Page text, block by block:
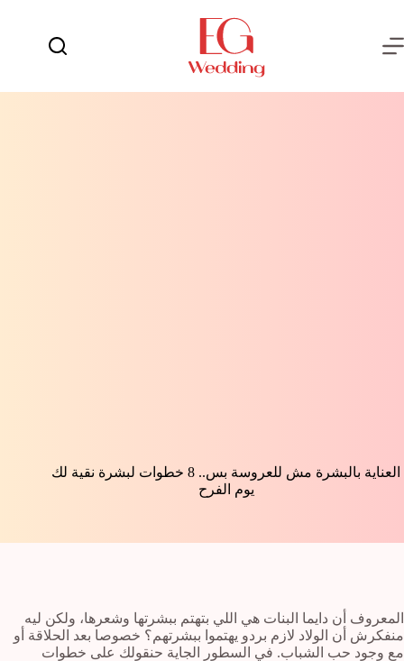
المحتوى
توجد
العناية بالبشرة مش للعروسة بس.. 8 خطوات لبشرة نقية لك
يوم الفرح
المعروف أن دايما البنات هي اللي بتهتم ببشرتها وشعرها، ولكن ليه
منفكرش أن الولاد لازم بردو يهتموا ببشرتهم؟ خصوصا بعد الحلاقة أو
مع وجود حب الشباب. في السطور الجاية حنقولك على خطوات